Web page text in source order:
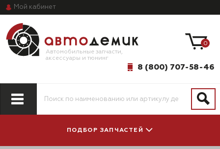
Мой кабинет
Автомобильные запчасти,
аксессуары и тюнинг
8 (800) 707-58-46
0
ПОДБОР ЗАПЧАСТЕЙ